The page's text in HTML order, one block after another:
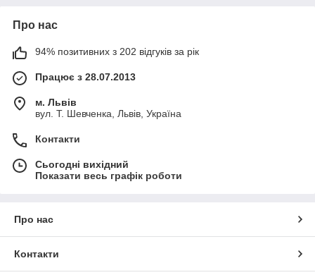
Про нас
94% позитивних з 202 відгуків за рік
Працює з 28.07.2013
м. Львів
вул. Т. Шевченка, Львів, Україна
Контакти
Сьогодні вихідний
Показати весь графік роботи
Про нас
Контакти